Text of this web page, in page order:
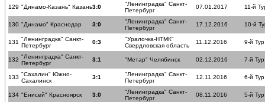
129 "Динамо-Казань" Казань3:0
"Ленинградка" Санкт-
Петербург
07.01.2017 11-й
130 "Динамо" Краснодар 3:0
"Ленинградка" Санкт-
Петербург
17.12.2016 10-й
131 "Ленинградка" Санкт-
Петербург
0:3
"Уралочка-НТМК"
Свердловская область
11.12.2016 9-й Тур
132 "Ленинградка" Санкт-
Петербург
3:1 "Метар" Челябинск 02.12.2016 7-й Тур
133 "Сахалин" Южно-
Сахалинск
3:1
"Ленинградка" Санкт-
Петербург
12.11.2016 6-й Тур
134 "Енисей" Красноярск 3:0
"Ленинградка" Санкт-
Петербург
08.11.2016 5-й Тур